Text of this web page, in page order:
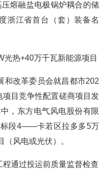
熔融盐电极锅炉耦合的储
浙江省首台（套）装备名
热+40万千瓦新能源项目
改革委员会就昌都市202
目竞争性配置磋商项目发
，东方电气风电股份有限
标段4——卡若区拉多多5万
风电或光伏）。
通过投运前质量监督检查